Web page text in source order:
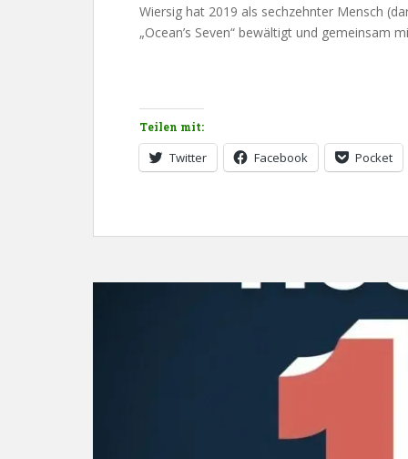
Wiersig hat 2019 als sechzehnter Mensch
„Ocean’s Seven“ bewältigt und gemeinsam
Teilen mit:
Twitter Facebook Pocket